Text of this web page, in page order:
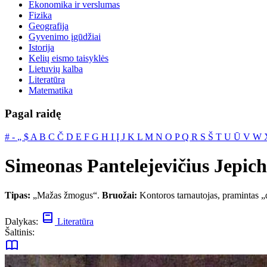
Ekonomika ir verslumas
Fizika
Geografija
Gyvenimo įgūdžiai
Istorija
Kelių eismo taisyklės
Lietuvių kalba
Literatūra
Matematika
Pagal raidę
# ‐ „ $ A B C Č D E F G H I Į J K L M N O PQ R S Š T U Ū V W
Simeonas Pantelejevičius
Tipas: „Mažas žmogus“. Bruožai: Kontoros tarnautojas, pramintas
Dalykas:
Literatūra
Šaltinis: